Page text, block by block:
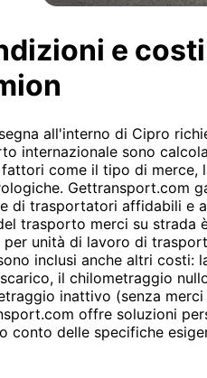
e
all'interno di Cipro
internazionale sono
come il tipo di merce,
Gettransport.com
di trasportatori affidabili e
trasporto merci su strada
per unità di lavoro di
inclusi anche altri costi:
il chilometraggio
inattivo (senza
offre soluzioni
conto delle specifiche